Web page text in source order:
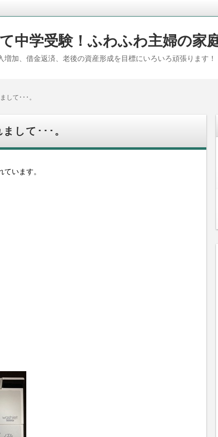
中学受験！ふわふわ主婦の家
加、借金返済、老後の資産形成を目標にいろいろ頑張ります
して･･･。
して･･･。
います。